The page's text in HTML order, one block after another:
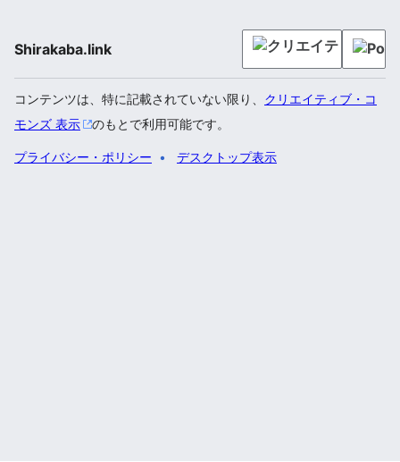
Shirakaba.link
コンテンツは、特に記載されていない限り、 クリエイティブ・コ
モンズ 表示
のもとで利用可能です。
プライバシー・ポリシー デスクトップ表示